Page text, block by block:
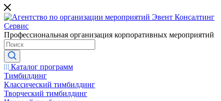
Профессиональная организация корпоративных мероприятий
Каталог программ
Тимбилдинг
Классический тимбилдинг
Творческий тимбилдинг